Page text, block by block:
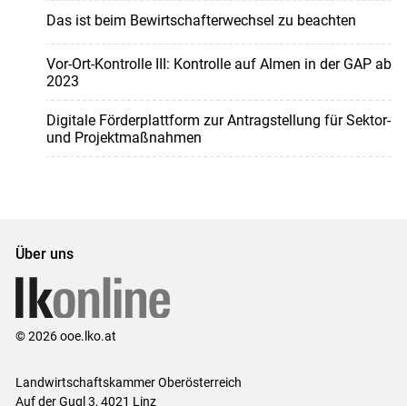
Das ist beim Bewirtschafterwechsel zu beachten
Vor-Ort-Kontrolle III: Kontrolle auf Almen in der GAP ab
2023
Digitale Förderplattform zur Antragstellung für Sektor-
und Projektmaßnahmen
Über uns
© 2026 ooe.lko.at
Landwirtschaftskammer Oberösterreich
Auf der Gugl 3, 4021 Linz